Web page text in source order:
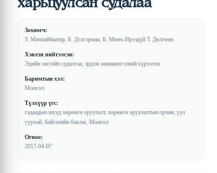
харьцуулсан судалаа
Зохиогч:
З. Манлайбаатар, Б. Дэлгэрмаа, Б. Мөнх-Ирээдүй Т. Дөлгөөн
Хэвлэн нийтэлсэн:
Эдийн засгийн судалгаа, эрдэм шинжилгээний хүрээлэн
Баримтын хэл:
Монгол
Түлхүүр үгс:
гадаадын шууд хөрөнгө оруулалт, хөрөнгө оруулалтын орчин, уул
уурхай, байгалийн баялаг, Монгол
Огноо:
2017-04-07